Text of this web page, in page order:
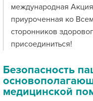
международная
приуроченная ко
сторонников
присоединиться!
Безопасность
медицинской